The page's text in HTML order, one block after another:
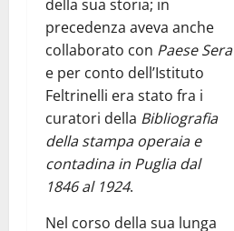
della sua storia; in
precedenza aveva anche
collaborato con Paese Sera
e per conto dell’Istituto
Feltrinelli era stato fra i
curatori della Bibliografia
della stampa operaia e
contadina in Puglia dal
1846 al 1924.
Nel corso della sua lunga